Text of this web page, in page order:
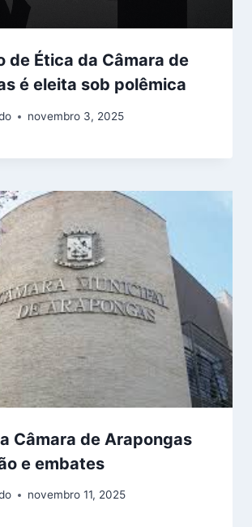
de Ética da Câmara de
é eleita sob polêmica
novembro 3, 2025
Câmara de Arapongas
e embates
novembro 11, 2025